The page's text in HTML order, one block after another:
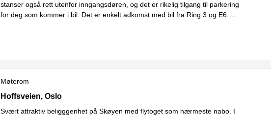
stanser også rett utenfor inngangsdøren, og det er rikelig tilgang til parkering
for deg som kommer i bil. Det er enkelt adkomst med bil fra Ring 3 og E6.
Møterom
Hoffsveien 1, Oslo
Hoffsveien, Oslo
Svært attraktiv beligggenhet på Skøyen med flytoget som nærmeste nabo. I